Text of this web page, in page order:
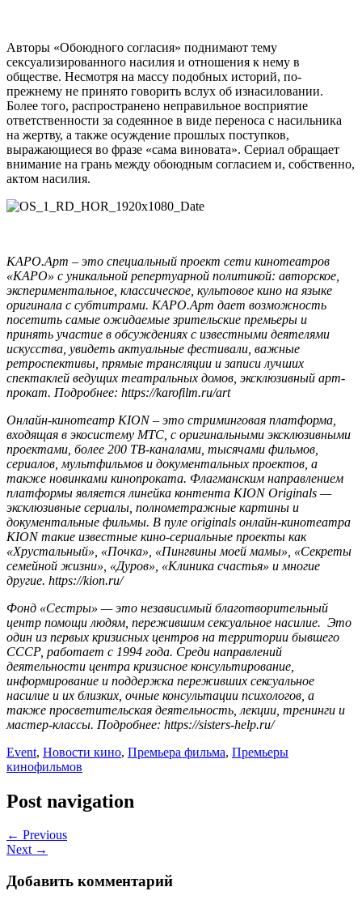
Авторы «Обоюдного согласия» поднимают тему
сексуализированного насилия и отношения к нему в
обществе. Несмотря на массу подобных историй, по-
прежнему не принято говорить вслух об изнасиловании.
Более того, распространено неправильное восприятие
ответственности за содеянное в виде переноса с насильника
на жертву, а также осуждение прошлых поступков,
выражающиеся во фразе «сама виновата». Сериал обращает
внимание на грань между обоюдным согласием и, собственно,
актом насилия.
КАРО.Арт – это специальный проект сети кинотеатров
«КАРО» с уникальной репертуарной политикой: авторское,
экспериментальное, классическое, культовое кино на языке
оригинала с субтитрами. КАРО.Арт дает возможность
посетить самые ожидаемые зрительские премьеры и
принять участие в обсуждениях с известными деятелями
искусства, увидеть актуальные фестивали, важные
ретроспективы, прямые трансляции и записи лучших
спектаклей ведущих театральных домов, эксклюзивный арт-
прокат. Подробнее: https://karofilm.ru/art
Онлайн-кинотеатр KION – это стриминговая платформа,
входящая в экосистему МТС, с оригинальными эксклюзивными
проектами, более 200 ТВ-каналами, тысячами фильмов,
сериалов, мультфильмов и документальных проектов, а
также новинками кинопроката. Флагманским направлением
платформы является линейка контента KION Originals —
эксклюзивные сериалы, полнометражные картины и
документальные фильмы. В пуле originals онлайн-кинотеатра
KION такие известные кино-сериальные проекты как
«Хрустальный», «Почка», «Пингвины моей мамы», «Секреты
семейной жизни», «Дуров», «Клиника счастья» и многие
другие. https://kion.ru/
Фонд «Сестры» — это независимый благотворительный
центр помощи людям, пережившим сексуальное насилие. Это
один из первых кризисных центров на территории бывшего
СССР, работает с 1994 года. Среди направлений
деятельности центра кризисное консультирование,
информирование и поддержка переживших сексуальное
насилие и их близких, очные консультации психологов, а
также просветительская деятельность, лекции, тренинги и
мастер-классы. Подробнее: https://sisters-help.ru/
Event, Новости кино, Премьера фильма, Премьеры
кинофильмов
Post navigation
← Previous
Next →
Добавить комментарий